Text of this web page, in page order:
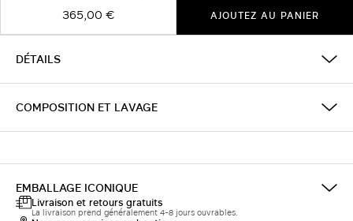
365,00 €
AJOUTEZ AU PANIER
DÉTAILS
COMPOSITION ET LAVAGE
EMBALLAGE ICONIQUE
Livraison et retours gratuits
La livraison prend généralement 4-8 jours ouvrables.